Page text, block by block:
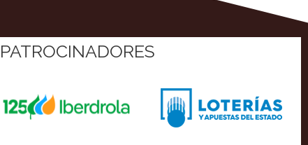
PATROCINADORES